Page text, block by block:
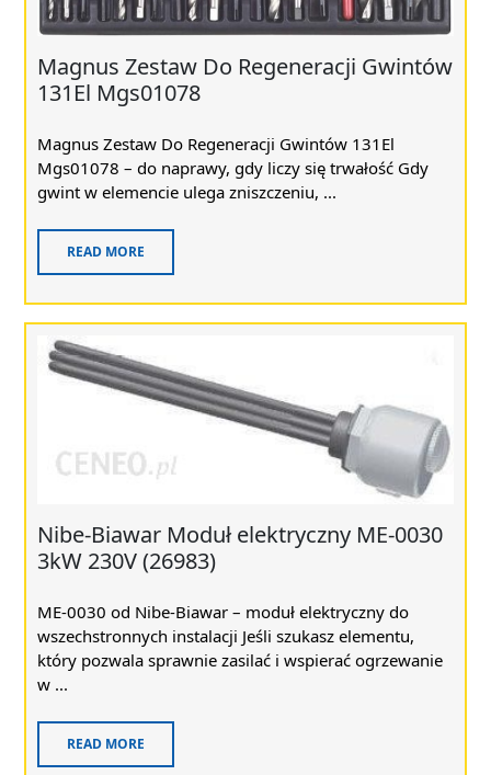
Magnus Zestaw Do Regeneracji Gwintów
131El Mgs01078
Magnus Zestaw Do Regeneracji Gwintów 131El
Mgs01078 – do naprawy, gdy liczy się trwałość Gdy
gwint w elemencie ulega zniszczeniu, ...
READ MORE
Nibe-Biawar Moduł elektryczny ME-0030
3kW 230V (26983)
ME-0030 od Nibe-Biawar – moduł elektryczny do
wszechstronnych instalacji Jeśli szukasz elementu,
który pozwala sprawnie zasilać i wspierać ogrzewanie
w ...
READ MORE